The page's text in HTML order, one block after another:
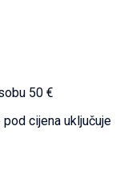
50 €
cijena uključuje